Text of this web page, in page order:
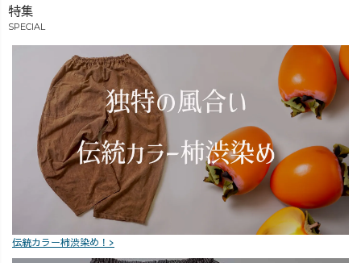
特集
SPECIAL
伝統カラー柿渋染め！>